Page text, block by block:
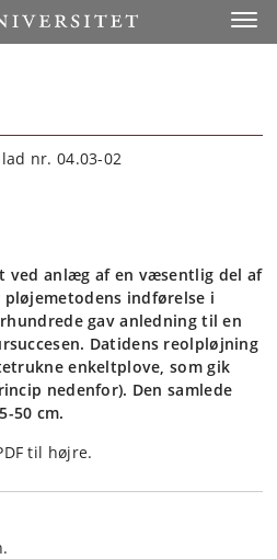
nr. 04.03-02
ved anlæg af en væsentlig del af
indførelse i
gav anledning til en
Datidens reolpløjning
enkeltplove, som gik
nedenfor). Den samlede
50 cm.
til højre.